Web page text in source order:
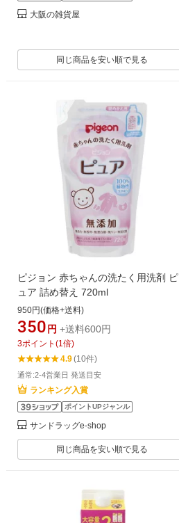
大阪の雑貨屋
同じ商品を安い順で見る
ピジョン 赤ちゃんの洗たく用洗剤 ピ
ュア 詰め替え 720ml
950円(価格+送料)
350 円 +送料600円
3ポイント (1倍)
4.9(10件)
通常:2-4営業日 発送目安
ランキング入賞
ポイントUPジャンル
サンドラッグe-shop
同じ商品を安い順で見る